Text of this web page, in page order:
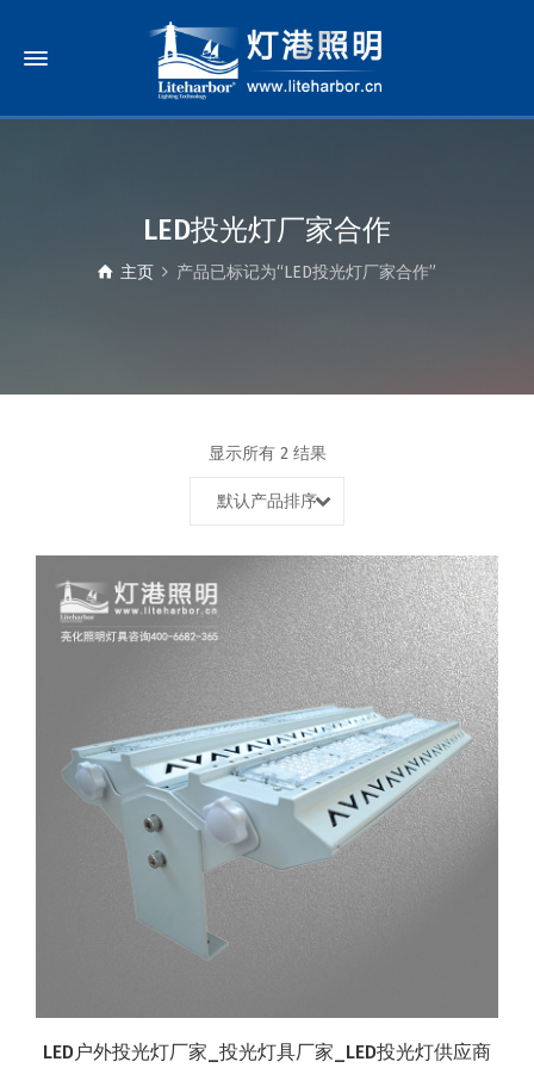
LED投光灯厂家合作
主页 产品已标记为“LED投光灯厂家合作”
显示所有 2 结果
默认产品排序
LED户外投光灯厂家_投光灯具厂家_LED投光灯供应商